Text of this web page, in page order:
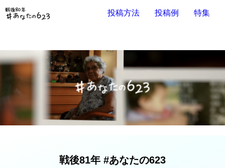
投稿方法 投稿例 特集
戦後81年 #あなたの623